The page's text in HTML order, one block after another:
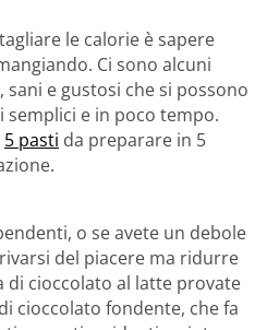
le calorie è sapere
Ci sono alcuni
e gustosi che si possono
e in poco tempo.
5 pasti da preparare in 5
o se avete un debole
del piacere ma ridurre
di cioccolato al latte provate
cioccolato fondente, che fa